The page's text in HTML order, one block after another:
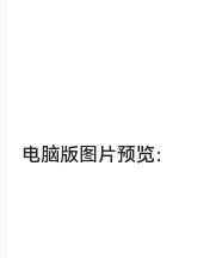
电脑版图片预览：